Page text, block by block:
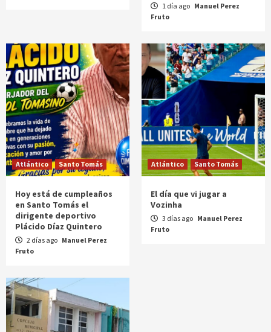
1 día ago Manuel Perez
Fruto
Atlántico Santo Tomás
Hoy está de cumpleaños
en Santo Tomás el
dirigente deportivo
Plácido Díaz Quintero
2 días ago Manuel Perez
Fruto
Atlántico Santo Tomás
El día que vi jugar a
Vozinha
3 días ago Manuel Perez
Fruto